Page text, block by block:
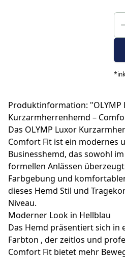
*
Produktinformation: "OLYMP
Kurzarmherrenhemd –
Das OLYMP Luxor
Comfort Fit ist ein modernes
Businesshemd, das sowohl
formellen Anlässen
Farbgebung und
dieses Hemd Stil und
Niveau.
Moderner Look in Hellblau
Das Hemd präsentiert sich in
Farbton , der zeitlos und
Comfort Fit bietet mehr